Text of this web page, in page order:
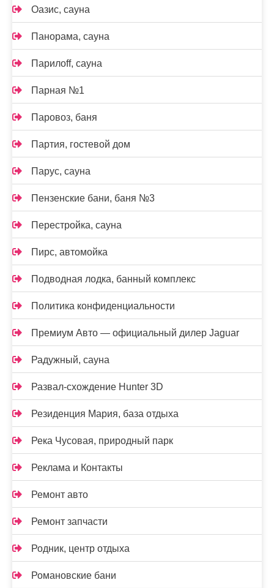
Оазис, сауна
Панорама, сауна
Парилоff, сауна
Парная №1
Паровоз, баня
Партия, гостевой дом
Парус, сауна
Пензенские бани, баня №3
Перестройка, сауна
Пирс, автомойка
Подводная лодка, банный комплекс
Политика конфиденциальности
Премиум Авто — официальный дилер Jaguar
Радужный, сауна
Развал-схождение Hunter 3D
Резиденция Мария, база отдыха
Река Чусовая, природный парк
Реклама и Контакты
Ремонт авто
Ремонт запчасти
Родник, центр отдыха
Романовские бани